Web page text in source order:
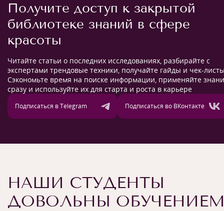
Получите доступ к закрытой
библиотеке знаний в сфере
красоты
Читайте статьи о последних исследованиях, разбирайте с
экспертами трендовые техники, получайте гайды и чек-
Сэкономьте время на поиске информации, применяйте
сразу и используйте их для старта и роста в карьере
Подписаться в Telegram Подписаться во ВКонтакте
НАШИ СТУДЕНТЫ
ДОВОЛЬНЫ